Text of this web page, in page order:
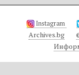
Instagram
Archives.bg